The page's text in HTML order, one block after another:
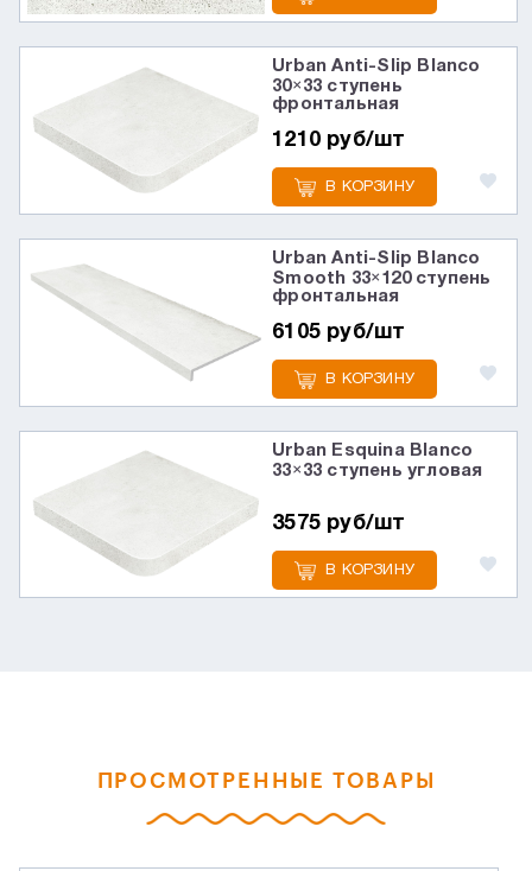
Urban Anti-Slip Blanco
30×33 ступень
фронтальная
1210 руб/шт
В КОРЗИНУ
Urban Anti-Slip Blanco
Smooth 33×120 ступень
фронтальная
6105 руб/шт
В КОРЗИНУ
Urban Esquina Blanco
33×33 ступень угловая
3575 руб/шт
В КОРЗИНУ
ПРОСМОТРЕННЫЕ ТОВАРЫ